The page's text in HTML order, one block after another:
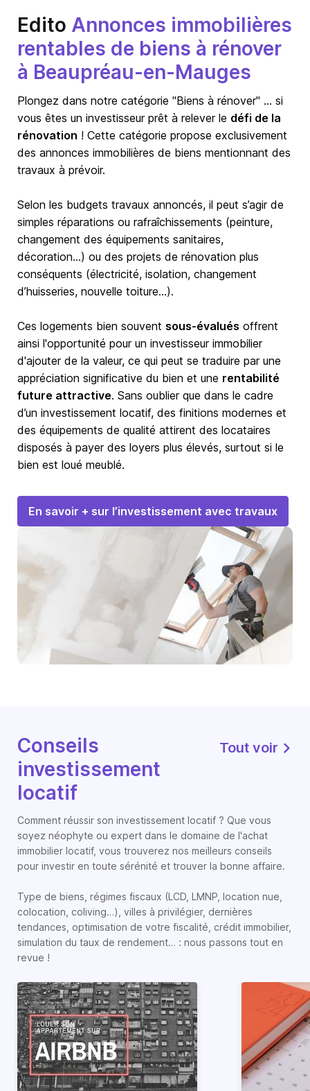
Edito Annonces immobilières
rentables de biens à rénover
à Beaupréau-en-Mauges
Plongez dans notre catégorie "Biens à rénover" … si
vous êtes un investisseur prêt à relever le défi de la
rénovation ! Cette catégorie propose exclusivement
des annonces immobilières de biens mentionnant des
travaux à prévoir.
Selon les budgets travaux annoncés, il peut s’agir de
simples réparations ou rafraîchissements (peinture,
changement des équipements sanitaires,
décoration…) ou des projets de rénovation plus
conséquents (électricité, isolation, changement
d’huisseries, nouvelle toiture…).
Ces logements bien souvent sous-évalués offrent
ainsi l'opportunité pour un investisseur immobilier
d'ajouter de la valeur, ce qui peut se traduire par une
appréciation significative du bien et une rentabilité
future attractive. Sans oublier que dans le cadre
d’un investissement locatif, des finitions modernes et
des équipements de qualité attirent des locataires
disposés à payer des loyers plus élevés, surtout si le
bien est loué meublé.
En savoir + sur l’investissement avec travaux
Conseils
investissement
locatif
Tout voir
Comment réussir son investissement locatif ? Que vous
soyez néophyte ou expert dans le domaine de l'achat
immobilier locatif, vous trouverez nos meilleurs conseils
pour investir en toute sérénité et trouver la bonne affaire.
Type de biens, régimes fiscaux (LCD, LMNP, location nue,
colocation, coliving…), villes à privilégier, dernières
tendances, optimisation de votre fiscalité, crédit immobilier,
simulation du taux de rendement… : nous passons tout en
revue !